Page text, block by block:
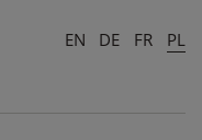
EN DE FR PL